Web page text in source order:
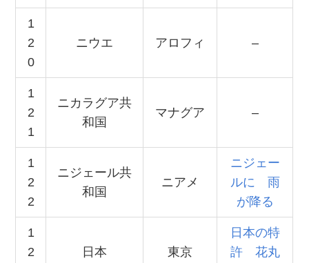
1
2
0
ニウエ アロフィ –
1
2
1
ニカラグア共
和国
マナグア –
1
2
2
ニジェール共
和国
ニアメ
ニジェー
ルに 雨
が降る
1
2
日本 東京
日本の特
許 花丸